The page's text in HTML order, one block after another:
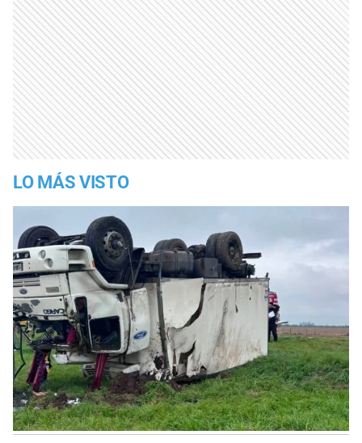
LO MÁS VISTO